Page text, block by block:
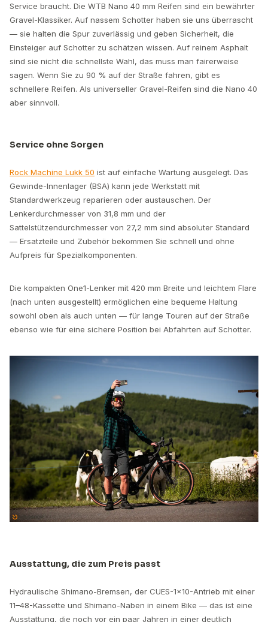
Service braucht. Die WTB Nano 40 mm Reifen sind ein bewährter
Gravel-Klassiker. Auf nassem Schotter haben sie uns überrascht
— sie halten die Spur zuverlässig und geben Sicherheit, die
Einsteiger auf Schotter zu schätzen wissen. Auf reinem Asphalt
sind sie nicht die schnellste Wahl, das muss man fairerweise
sagen. Wenn Sie zu 90 % auf der Straße fahren, gibt es
schnellere Reifen. Als universeller Gravel-Reifen sind die Nano 40
aber sinnvoll.
Service ohne Sorgen
Rock Machine Lukk 50 ist auf einfache Wartung ausgelegt. Das
Gewinde-Innenlager (BSA) kann jede Werkstatt mit
Standardwerkzeug reparieren oder austauschen. Der
Lenkerdurchmesser von 31,8 mm und der
Sattelstützendurchmesser von 27,2 mm sind absoluter Standard
— Ersatzteile und Zubehör bekommen Sie schnell und ohne
Aufpreis für Spezialkomponenten.
Die kompakten One1-Lenker mit 420 mm Breite und leichtem Flare
(nach unten ausgestellt) ermöglichen eine bequeme Haltung
sowohl oben als auch unten — für lange Touren auf der Straße
ebenso wie für eine sichere Position bei Abfahrten auf Schotter.
Ausstattung, die zum Preis passt
Hydraulische Shimano-Bremsen, der CUES-1×10-Antrieb mit einer
11–48-Kassette und Shimano-Naben in einem Bike — das ist eine
Ausstattung, die noch vor ein paar Jahren in einer deutlich